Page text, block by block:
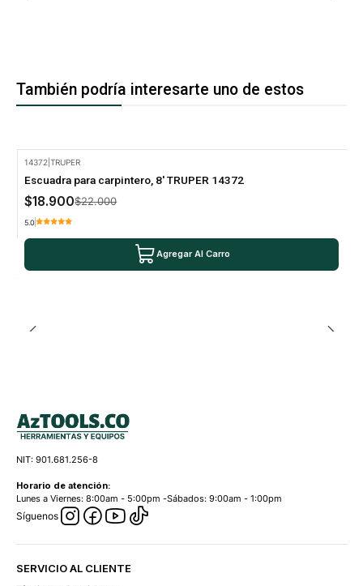
También podría interesarte uno de estos
14372 |TRUPER
Escuadra para carpintero, 8' TRUPER 14372
$18.900$22.000
5.0
Agregar Al Carro
NIT: 901.681.256-8
Horario de atención:
Lunes a Viernes: 8:00am - 5:00pm -Sábados: 9:00am - 1:00pm
Síguenos
SERVICIO AL CLIENTE